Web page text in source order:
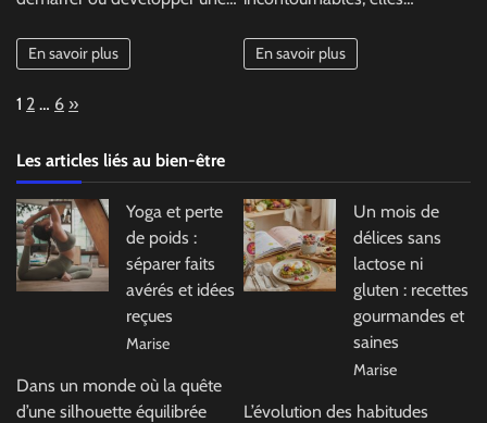
En savoir plus En savoir plus
Page:
1 2 … 6 Next
»
Les articles liés au bien-être
Yoga et perte
de poids :
séparer faits
avérés et idées
reçues
Marise
Dans un monde où la quête
d’une silhouette équilibrée
Un mois de
délices sans
lactose ni
gluten : recettes
gourmandes et
saines
Marise
L’évolution des habitudes